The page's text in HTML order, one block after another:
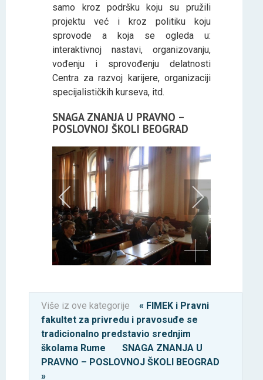
samo kroz podršku koju su pružili
projektu već i kroz politiku koju
sprovode a koja se ogleda u:
interaktivnoj nastavi, organizovanju,
vođenju i sprovođenju delatnosti
Centra za razvoj karijere, organizaciji
specijalističkih kurseva, itd.
SNAGA ZNANJA U PRAVNO –
POSLOVNOJ ŠKOLI BEOGRAD
Više iz ove kategorije
« FIMEK i Pravni
fakultet za privredu i pravosuđe se
tradicionalno predstavio srednjim
školama Rume
SNAGA ZNANJA U
PRAVNO – POSLOVNOJ ŠKOLI BEOGRAD
»